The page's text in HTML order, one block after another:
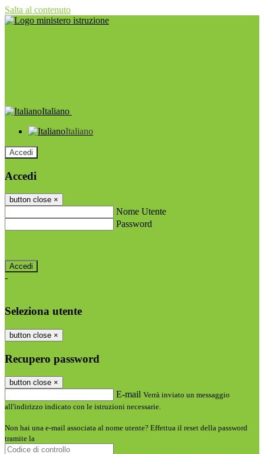
Salta al contenuto
Italiano
Italiano
Accedi
Accedi
button close ×
Nome Utente
Password
-
Seleziona utente
button close ×
Recupero password
button close ×
E-mail Verrà inviato un messaggio
all'indirizzo indicato con le istruzioni necessarie.
Non hai una e-mail associata al nome utente? Effettua il reset della password
tramite la